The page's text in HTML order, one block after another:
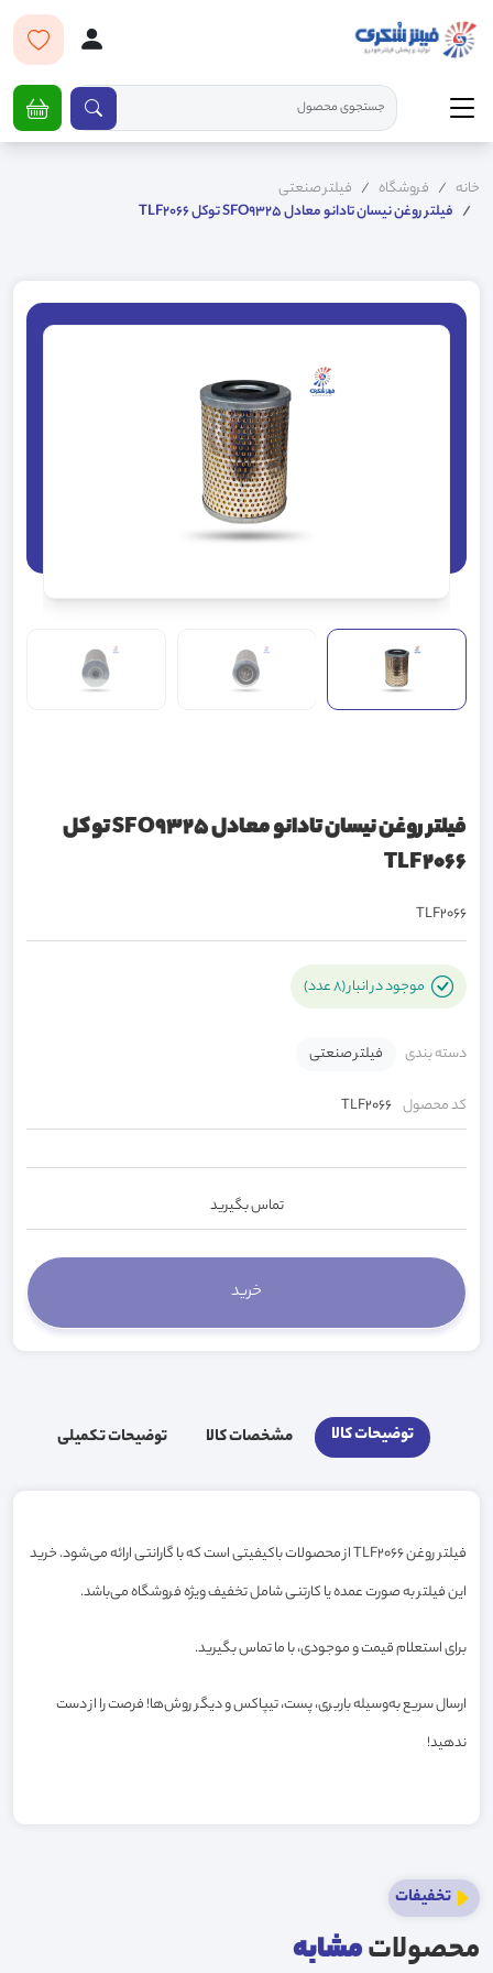
خانه فروشگاه
فیلتر صنعتی
فيلتر روغن نيسان تادانو معادل SFO9325 توکل TLF2066
فيلتر روغن نيسان تادانو معادل SFO9325 توکل
TLF2066
TLF2066
موجود در انبار (8 عدد)
دسته بندی فیلتر صنعتی
کد محصول TLF2066
تماس بگیرید
توضیحات کالا مشخصات کالا توضیحات تکمیلی
فیلتر روغن TLF2066 از محصولات باکیفیتی است که با گارانتی ارائه می‌شود. خرید
این فیلتر به صورت عمده یا کارتنی شامل تخفیف ویژه فروشگاه می‌باشد.
برای استعلام قیمت و موجودی، با ما تماس بگیرید.
ارسال سریع به‌وسیله باربری، پست، تیپاکس و دیگر روش‌ها! فرصت را از دست
ندهید!
تخفیفات
محصولاتمشابه